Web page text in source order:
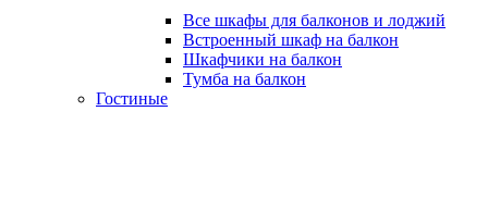
Все шкафы для балконов и лоджий
Встроенный шкаф на балкон
Шкафчики на балкон
Тумба на балкон
Гостиные